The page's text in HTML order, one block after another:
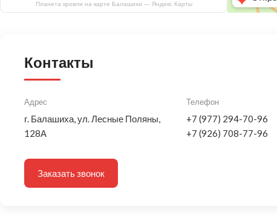
Планета кровли на карте Балашихи — Яндекс Карты
Контакты
Адрес
г. Балашиха, ул. Лесные Поляны,
128А
Телефон
+7 (977) 294-70-96
+7 (926) 708-77-96
Заказать звонок